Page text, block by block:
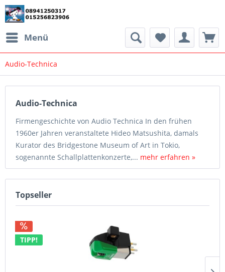
Menü
Audio-Technica
Audio-Technica
Firmengeschichte von Audio Technica In den frühen
1960er Jahren veranstaltete Hideo Matsushita, damals
Kurator des Bridgestone Museum of Art in Tokio,
sogenannte Schallplattenkonzerte,... mehr erfahren »
Topseller
TIPP!